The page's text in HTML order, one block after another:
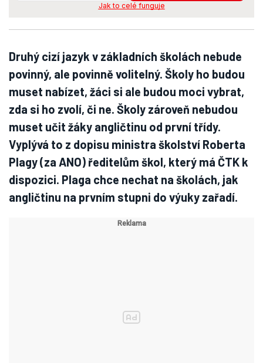
Jak to celé funguje
Druhý cizí jazyk v základních školách nebude
povinný, ale povinně volitelný. Školy ho budou
muset nabízet, žáci si ale budou moci vybrat,
zda si ho zvolí, či ne. Školy zároveň nebudou
muset učit žáky angličtinu od první třídy.
Vyplývá to z dopisu ministra školství Roberta
Plagy (za ANO) ředitelům škol, který má ČTK k
dispozici. Plaga chce nechat na školách, jak
angličtinu na prvním stupni do výuky zařadí.